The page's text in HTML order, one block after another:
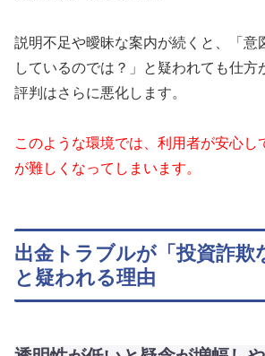
説明不足や曖昧な案内が続くと、「意
しているのでは？」と疑われても仕方
評判はさらに悪化します。
このような環境では、利用者が安心し
が難しくなってしまいます。
出金トラブルが「投資詐欺
と疑われる理由